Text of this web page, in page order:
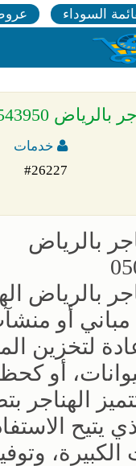
السوداء
0501543950
خدمات
#26227
بالرياض
بالرياض
أو
لتخزين
أو
الهناجر
يتيح